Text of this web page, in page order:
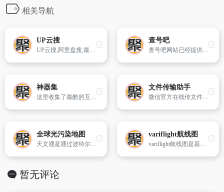
相关导航
UP云搜
UP云搜,阿里盘搜,最优秀的阿里云盘搜索服务的平台,收集各类阿里云盘资源提供一站式搜索功能,推动互联网优质资源的高效传递!
查号吧
查号吧网站已经提供超过20年的国内国际长途电话区号、手机归属地查询、骗子号码曝光、固定电话号码库等服务，具有多语言版本、可适配智能手机、平板电脑以及app版本和微信小程序，是您查询电话区号、手机归属、特殊号码的方便、可靠帮手！
神器集
这里收集了最酷的互联网工具和资源，欢迎推荐有价值的网站资源和创业者们分享。
文件传输助手
微信官方在线传文件，微信文件传输助手网页版，使用手机微信扫码传输文件！
全球光污染地图
天文通是通过波特尔光害等级展示交互式世界各地的光污染地图，用户可通过地图来查看世界各地的光污染情况。也为天文摄影爱好者提供SQM在内的光污染指数，找到哪里可以肉眼看到银河。
variflight航线图
variflight航线图是基于全球海量航班数据，分析、处理并进行可视化展示的多元服务产品。为机场、航司等业内组织及航空领域相关从业人员、科研者、旅客等提供各维度的航线查询、航班详情展示、统计分析、数据下载、自助绘线等服务。
暂无评论